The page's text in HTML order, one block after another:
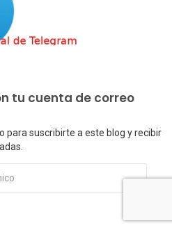
tu cuenta de correo
para suscribirte a este blog y recibir